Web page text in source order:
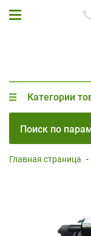
Категории
Поиск по
Главная страница -